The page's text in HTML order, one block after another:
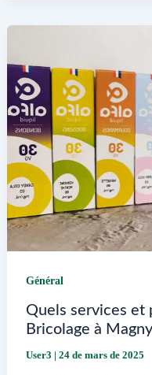
Mines
Général
Quels services et
Bricolage à
User3 | 24 de mars de 2025